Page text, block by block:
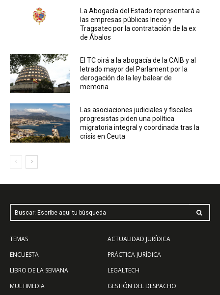
La Abogacía del Estado representará a
las empresas públicas Ineco y
Tragsatec por la contratación de la ex
de Ábalos
El TC oirá a la abogacía de la CAIB y al
letrado mayor del Parlament por la
derogación de la ley balear de
memoria
Las asociaciones judiciales y fiscales
progresistas piden una política
migratoria integral y coordinada tras la
crisis en Ceuta
Buscar: Escribe aquí tu búsqueda
TEMAS
ENCUESTA
LIBRO DE LA SEMANA
MULTIMEDIA
ACTUALIDAD JURÍDICA
PRÁCTICA JURÍDICA
LEGALTECH
GESTIÓN DEL DESPACHO